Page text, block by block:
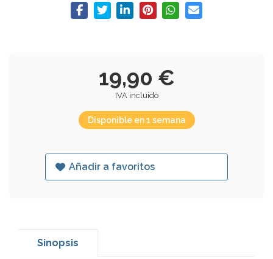
19,90 €
IVA incluido
Disponible en 1 semana
Añadir a favoritos
Sinopsis